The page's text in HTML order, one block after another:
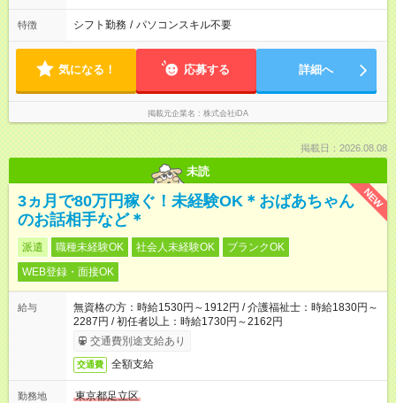
特徴 シフト勤務 / パソコンスキル不要
気になる！ 応募する 詳細へ
掲載元企業名 株式会社iDA
掲載日：2026.08.08
未読
NEW
3ヵ月で80万円稼ぐ！未経験OK＊おばあちゃん
のお話相手など＊
派遣 職種未経験OK 社会人未経験OK
ブランクOK
WEB登録・面接OK
給与
無資格の方：時給1530円～1912円 / 介護福祉士：時給1830円～
2287円 / 初任者以上：時給1730円～2162円
交通費別途支給あり
交通費 全額支給
勤務地
東京都足立区